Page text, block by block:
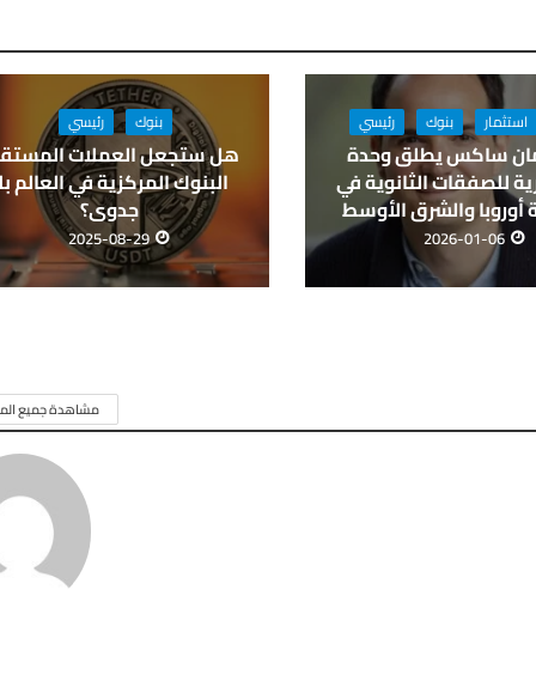
استثمار بنوك رئيسي
ساكس يطلق وحدة
للصفقات الثانوية في
والشرق الأوسط
2026-01-06
بنوك رئيسي
هل ستجعل العملات
البنوك المركزية في العالم
جدوى؟
2025-08-29
مشاهدة جميع